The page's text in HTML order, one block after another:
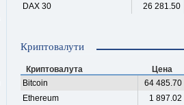
DAX 30
26 281.50
Криптовалути
Криптовалута Цена
Bitcoin
64 485.70
Ethereum
1 897.02